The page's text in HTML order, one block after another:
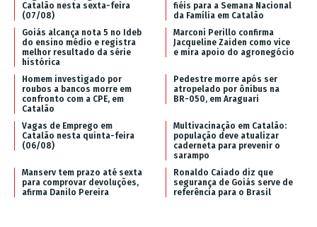
Catalão nesta sexta-feira
(07/08)
fiéis para a Semana Nacional
da Família em Catalão
Goiás alcança nota 5 no Ideb
do ensino médio e registra
melhor resultado da série
histórica
Marconi Perillo confirma
Jacqueline Zaiden como vice
e mira apoio do agronegócio
Homem investigado por
roubos a bancos morre em
confronto com a CPE, em
Catalão
Pedestre morre após ser
atropelado por ônibus na
BR-050, em Araguari
Vagas de Emprego em
Catalão nesta quinta-feira
(06/08)
Multivacinação em Catalão:
população deve atualizar
caderneta para prevenir o
sarampo
Manserv tem prazo até sexta
para comprovar devoluções,
afirma Danilo Pereira
Ronaldo Caiado diz que
segurança de Goiás serve de
referência para o Brasil